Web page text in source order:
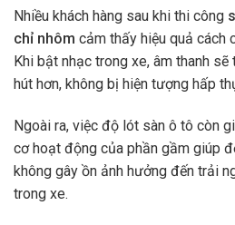
Nhiều khách hàng sau khi thi công
chỉ nhôm cảm thấy hiệu quả cách
Khi bật nhạc trong xe, âm thanh
hút hơn, không bị hiện tượng hấp
Ngoài ra, việc độ lót sàn ô tô còn
cơ hoạt động của phần gầm giúp
không gây ồn ảnh hưởng đến trải
trong xe.